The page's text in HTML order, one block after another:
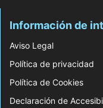
Información de
Aviso Legal
Política de privacidad
Política de Cookies
Declaración de